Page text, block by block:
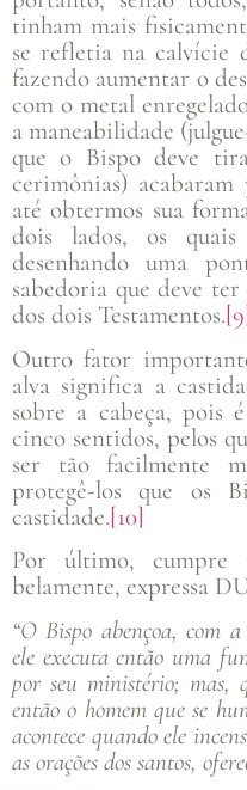
tinham mais
se refletia na calvície
fazendo aumentar o
com o metal
a maneabilidade
que o Bispo deve
cerimônias)
até obtermos sua
dois lados, os
desenhando uma
sabedoria que deve
dos dois Testamentos.[9]
Outro fator
alva significa a
sobre a cabeça, pois
cinco sentidos, pelos
ser tão facilmente
protegê-los que os
castidade.[10]
Por último, cumpre
belamente, expressa
“O Bispo abençoa, com
ele executa então uma
por seu ministério; mas,
então o homem que se
acontece quando ele
as orações dos santos,